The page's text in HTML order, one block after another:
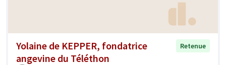
Yolaine de KEPPER, fondatrice
angevine du Téléthon
Retenue